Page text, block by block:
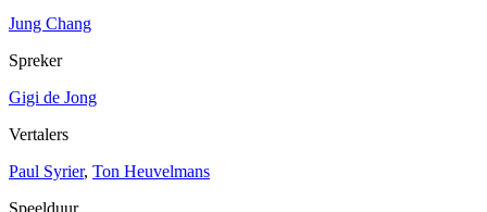
Jung Chang
Spreker
Gigi de Jong
Vertalers
Paul Syrier, Ton Heuvelmans
Speelduur